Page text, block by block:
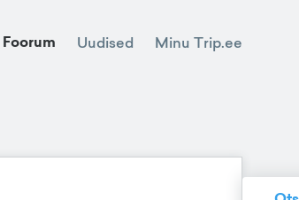
Foorum Uudised Minu Trip.ee